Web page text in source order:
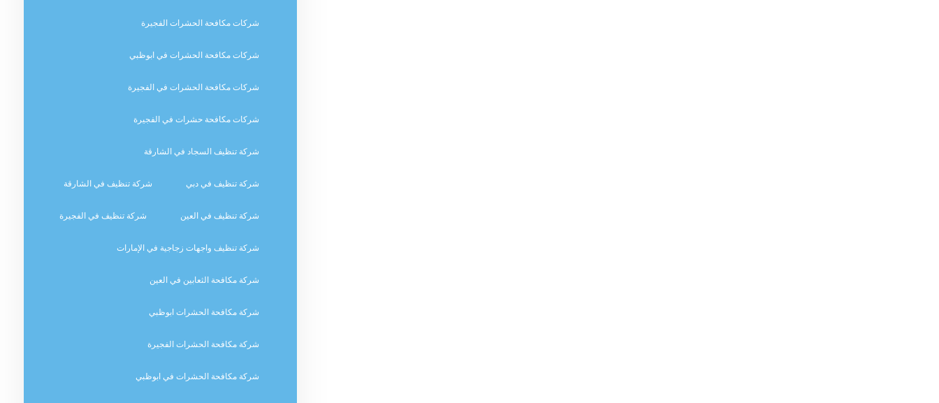
شركات مكافحة الحشرات الفجيرة
شركات مكافحة الحشرات في ابوظبي
شركات مكافحة الحشرات في الفجيرة
شركات مكافحة حشرات في الفجيرة
شركة تنظيف السجاد في الشارقة
شركة تنظيف في دبي شركة تنظيف في الشارقة
شركة تنظيف في العين شركة تنظيف في الفجيرة
شركة تنظيف واجهات زجاجية في الإمارات
شركة مكافحة الثعابين في العين
شركة مكافحة الحشرات ابوظبي
شركة مكافحة الحشرات الفجيرة
شركة مكافحة الحشرات في ابوظبي